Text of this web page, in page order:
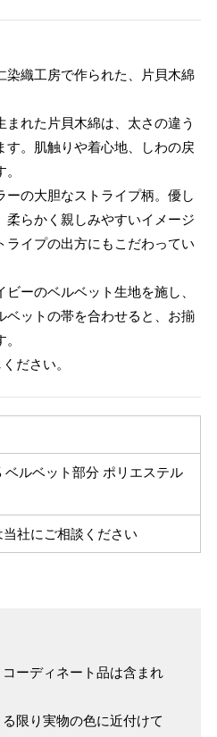
染織工房で作られた、片貝木綿
れた片貝木綿は、太さの違う
す。肌触りや着心地、しわの戻
の大胆なストライプ柄。優し
柔らかく親しみやすいイメージ
ライプの出方にもこだわってい
ーのベルベット生地を施し、
ベットの帯を合わせると、お揃
ださい。
ルベット部分 ポリエステル
社にご相談ください
ーディネート品は含まれ
限り実物の色に近付けて